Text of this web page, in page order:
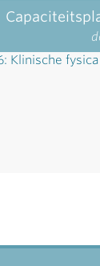
Klinische fysica